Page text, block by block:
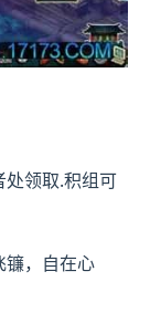
领取.积组可
镰，自在心